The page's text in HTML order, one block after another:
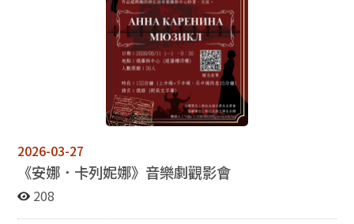
2026-03-27
《安娜．卡列妮娜》音樂劇觀影會
208